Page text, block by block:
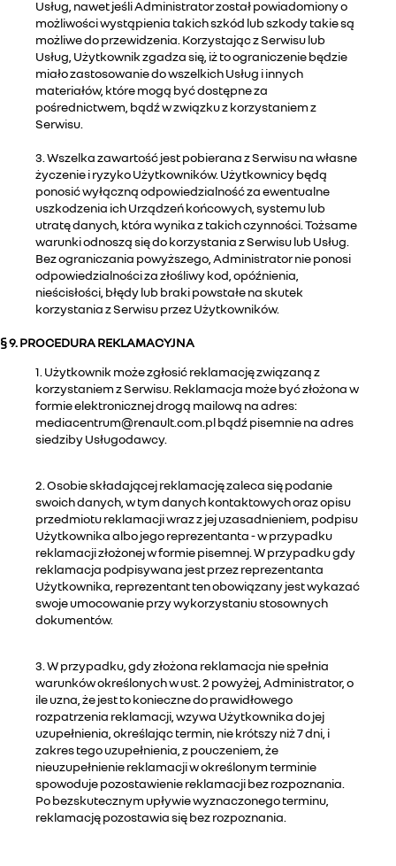
Usług, nawet jeśli Administrator został powiadomiony o
możliwości wystąpienia takich szkód lub szkody takie są
możliwe do przewidzenia. Korzystając z Serwisu lub
Usług, Użytkownik zgadza się, iż to ograniczenie będzie
miało zastosowanie do wszelkich Usług i innych
materiałów, które mogą być dostępne za
pośrednictwem, bądź w związku z korzystaniem z
Serwisu.
3. Wszelka zawartość jest pobierana z Serwisu na własne
życzenie i ryzyko Użytkowników. Użytkownicy będą
ponosić wyłączną odpowiedzialność za ewentualne
uszkodzenia ich Urządzeń końcowych, systemu lub
utratę danych, która wynika z takich czynności. Tożsame
warunki odnoszą się do korzystania z Serwisu lub Usług.
Bez ograniczania powyższego, Administrator nie ponosi
odpowiedzialności za złośliwy kod, opóźnienia,
nieścisłości, błędy lub braki powstałe na skutek
korzystania z Serwisu przez Użytkowników.
§ 9. PROCEDURA REKLAMACYJNA
1. Użytkownik może zgłosić reklamację związaną z
korzystaniem z Serwisu. Reklamacja może być złożona w
formie elektronicznej drogą mailową na adres:
mediacentrum@renault.com.pl bądź pisemnie na adres
siedziby Usługodawcy.
2. Osobie składającej reklamację zaleca się podanie
swoich danych, w tym danych kontaktowych oraz opisu
przedmiotu reklamacji wraz z jej uzasadnieniem, podpisu
Użytkownika albo jego reprezentanta - w przypadku
reklamacji złożonej w formie pisemnej. W przypadku gdy
reklamacja podpisywana jest przez reprezentanta
Użytkownika, reprezentant ten obowiązany jest wykazać
swoje umocowanie przy wykorzystaniu stosownych
dokumentów.
3. W przypadku, gdy złożona reklamacja nie spełnia
warunków określonych w ust. 2 powyżej, Administrator, o
ile uzna, że jest to konieczne do prawidłowego
rozpatrzenia reklamacji, wzywa Użytkownika do jej
uzupełnienia, określając termin, nie krótszy niż 7 dni, i
zakres tego uzupełnienia, z pouczeniem, że
nieuzupełnienie reklamacji w określonym terminie
spowoduje pozostawienie reklamacji bez rozpoznania.
Po bezskutecznym upływie wyznaczonego terminu,
reklamację pozostawia się bez rozpoznania.